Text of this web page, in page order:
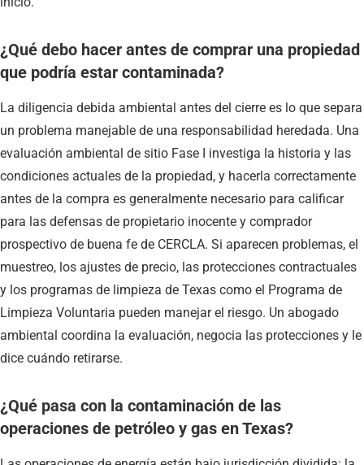
¿Qué debo hacer antes de comprar una propiedad
que podría estar contaminada?
La diligencia debida ambiental antes del cierre es lo que separa
un problema manejable de una responsabilidad heredada. Una
evaluación ambiental de sitio Fase I investiga la historia y las
condiciones actuales de la propiedad, y hacerla correctamente
antes de la compra es generalmente necesario para calificar
para las defensas de propietario inocente y comprador
prospectivo de buena fe de CERCLA. Si aparecen problemas, el
muestreo, los ajustes de precio, las protecciones contractuales
y los programas de limpieza de Texas como el Programa de
Limpieza Voluntaria pueden manejar el riesgo. Un abogado
ambiental coordina la evaluación, negocia las protecciones y le
dice cuándo retirarse.
¿Qué pasa con la contaminación de las
operaciones de petróleo y gas en Texas?